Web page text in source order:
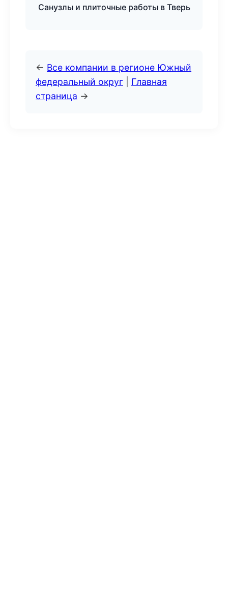
Санузлы и плиточные работы в Тверь
← Все компании в регионе Южный
федеральный округ
Главная
страница →